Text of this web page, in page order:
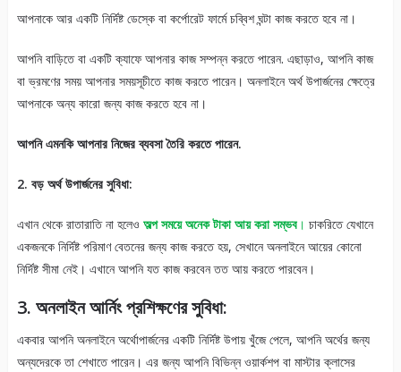
আপনাকে আর একটি নির্দিষ্ট ডেস্কে বা কর্পোরেট ফার্মে চব্বিশ ঘন্টা কাজ করতে হবে না।
আপনি বাড়িতে বা একটি ক্যাফে আপনার কাজ সম্পন্ন করতে পারেন. এছাড়াও, আপনি কাজ
বা ভ্রমণের সময় আপনার সময়সূচীতে কাজ করতে পারেন। অনলাইনে অর্থ উপার্জনের ক্ষেত্রে
আপনাকে অন্য কারো জন্য কাজ করতে হবে না।
আপনি এমনকি আপনার নিজের ব্যবসা তৈরি করতে পারেন.
2. বড় অর্থ উপার্জনের সুবিধা:
এখান থেকে রাতারাতি না হলেও অল্প সময়ে অনেক টাকা আয় করা সম্ভব। চাকরিতে যেখানে
একজনকে নির্দিষ্ট পরিমাণ বেতনের জন্য কাজ করতে হয়, সেখানে অনলাইনে আয়ের কোনো
নির্দিষ্ট সীমা নেই। এখানে আপনি যত কাজ করবেন তত আয় করতে পারবেন।
3. অনলাইন আর্নিং প্রশিক্ষণের সুবিধা:
একবার আপনি অনলাইনে অর্থোপার্জনের একটি নির্দিষ্ট উপায় খুঁজে পেলে, আপনি অর্থের জন্য
অন্যদেরকে তা শেখাতে পারেন। এর জন্য আপনি বিভিন্ন ওয়ার্কশপ বা মাস্টার ক্লাসের